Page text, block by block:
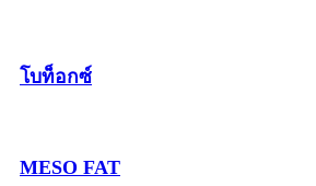
โบท็อกซ์
MESO FAT